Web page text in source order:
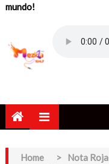
mundo!
Home > Nota Roja